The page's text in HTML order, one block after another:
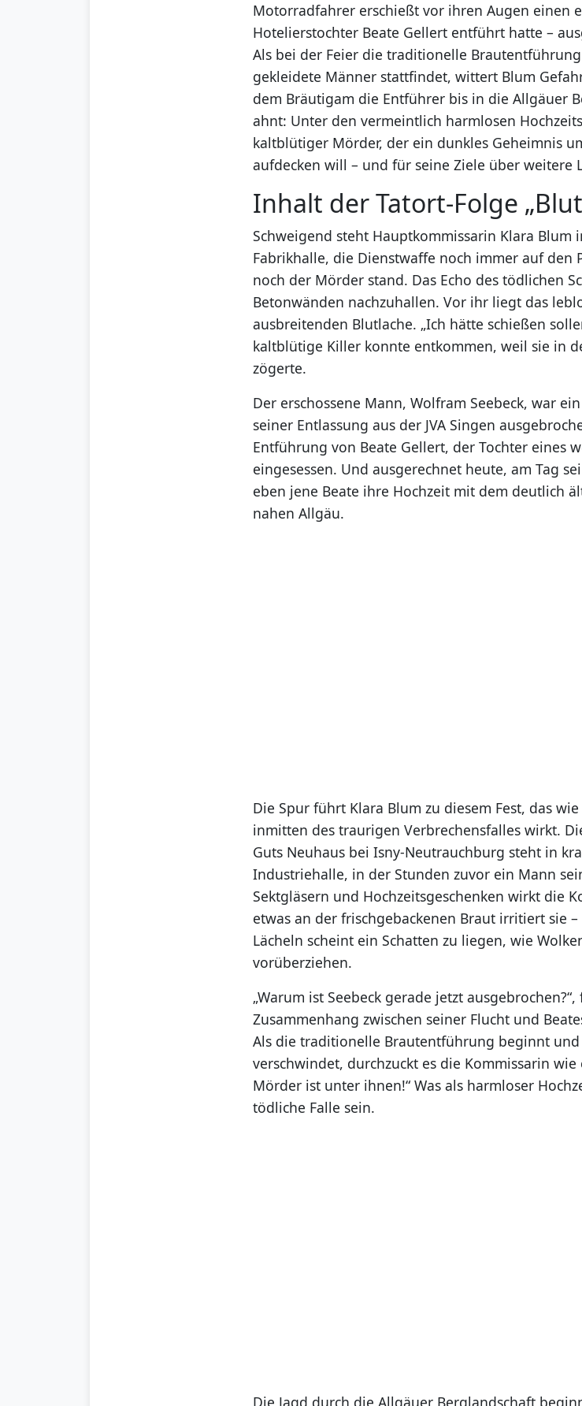
Motorradfahrer erschießt vor ihren Augen einen
Hotelierstochter Beate Gellert entführt hatte –
Als bei der Feier die traditionelle
gekleidete Männer stattfindet, wittert Blum
dem Bräutigam die Entführer bis in die Allgäuer
ahnt: Unter den vermeintlich harmlosen
kaltblütiger Mörder, der ein dunkles Geheimnis
aufdecken will – und für seine Ziele über weitere
Inhalt der Tatort-Folge
Schweigend steht Hauptkommissarin Klara Blum
Fabrikhalle, die Dienstwaffe noch immer auf den
noch der Mörder stand. Das Echo des tödlichen
Betonwänden nachzuhallen. Vor ihr liegt das
ausbreitenden Blutlache. „Ich hätte schießen
kaltblütige Killer konnte entkommen, weil sie in
zögerte.
Der erschossene Mann, Wolfram Seebeck, war
seiner Entlassung aus der JVA Singen
Entführung von Beate Gellert, der Tochter eines
eingesessen. Und ausgerechnet heute, am Tag
eben jene Beate ihre Hochzeit mit dem deutlich
nahen Allgäu.
Die Spur führt Klara Blum zu diesem Fest, das
inmitten des traurigen Verbrechensfalles wirkt.
Guts Neuhaus bei Isny-Neutrauchburg steht in
Industriehalle, in der Stunden zuvor ein Mann
Sektgläsern und Hochzeitsgeschenken wirkt die
etwas an der frischgebackenen Braut irritiert sie
Lächeln scheint ein Schatten zu liegen, wie
vorüberziehen.
„Warum ist Seebeck gerade jetzt
Zusammenhang zwischen seiner Flucht und
Als die traditionelle Brautentführung beginnt
verschwindet, durchzuckt es die Kommissarin wie
Mörder ist unter ihnen!“ Was als harmloser
tödliche Falle sein.